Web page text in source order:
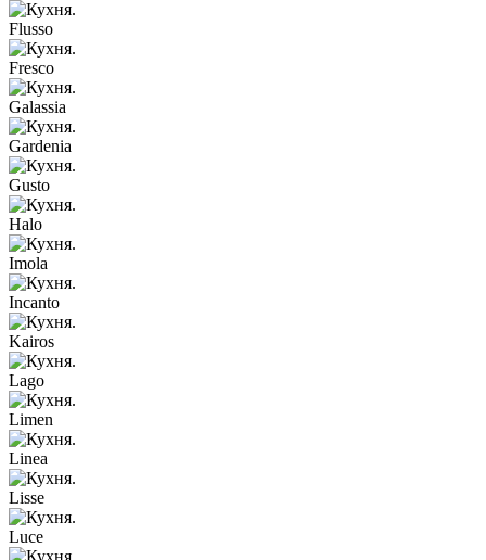
Flusso
Fresco
Galassia
Gardenia
Gusto
Halo
Imola
Incanto
Kairos
Lago
Limen
Linea
Lisse
Luce